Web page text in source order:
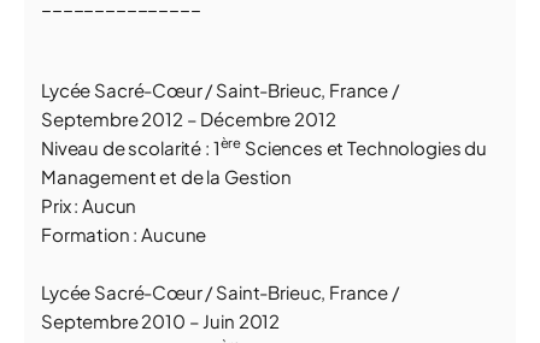
Lycée Sacré-Cœur/Saint-Brieuc, France /
Septembre 2012 – Décembre 2012
Niveau de scolarité : 1ère Sciences et Technologies du
Management et de la Gestion
Prix : Aucun
Formation : Aucune
Lycée Sacré-Cœur/Saint-Brieuc, France /
Septembre 2010 – Juin 2012